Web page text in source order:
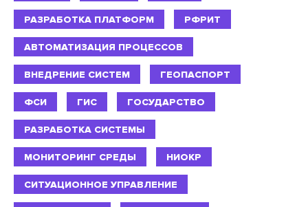
РАЗРАБОТКА ПЛАТФОРМ РФРИТ
АВТОМАТИЗАЦИЯ ПРОЦЕССОВ
ВНЕДРЕНИЕ СИСТЕМ ГЕОПАСПОРТ
ФСИ ГИС ГОСУДАРСТВО
РАЗРАБОТКА СИСТЕМЫ
МОНИТОРИНГ СРЕДЫ НИОКР
СИТУАЦИОННОЕ УПРАВЛЕНИЕ